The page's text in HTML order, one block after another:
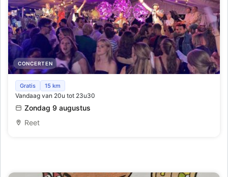
CONCERTEN
Lichtfeesten Zingt
Gratis 15 km
Vandaag van 20u tot 23u30
Zondag 9 augustus
Reet